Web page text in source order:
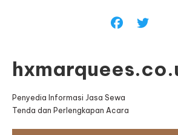
Penyedia Informasi Jasa Sewa
Tenda dan Perlengkapan Acara